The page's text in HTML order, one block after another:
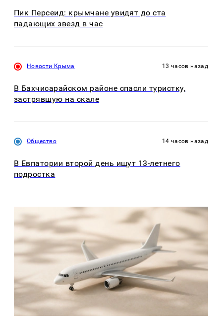
Пик Персеид: крымчане увидят до ста
падающих звезд в час
Новости Крыма 13 часов назад
В Бахчисарайском районе спасли туристку,
застрявшую на скале
Общество 14 часов назад
В Евпатории второй день ищут 13-летнего
подростка